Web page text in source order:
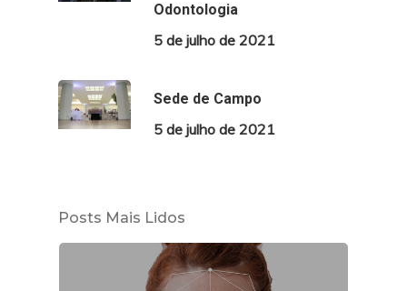
Odontologia
5 de julho de 2021
Sede de Campo
5 de julho de 2021
Posts Mais Lidos